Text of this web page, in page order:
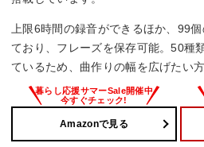
72x48x122 mm
重量
264 g
上限6時間の録音ができるほか、99
ており、フレーズを保存可能。50種
ているため、曲作りの幅を広げたい
Amazonで見る